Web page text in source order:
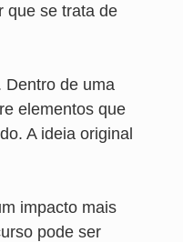
que se trata de
Dentro de uma
elementos que
A ideia original
impacto mais
pode ser